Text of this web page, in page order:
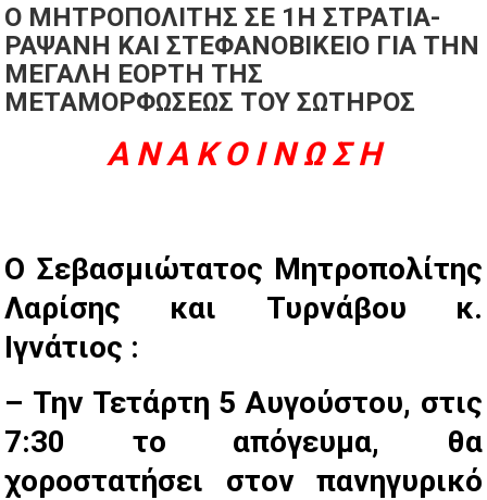
Ο ΜΗΤΡΟΠΟΛΙΤΗΣ ΣΕ 1Η ΣΤΡΑΤΙΑ-
ΡΑΨΑΝΗ ΚΑΙ ΣΤΕΦΑΝΟΒΙΚΕΙΟ ΓΙΑ ΤΗΝ
ΜΕΓΑΛΗ ΕΟΡΤΗ ΤΗΣ
ΜΕΤΑΜΟΡΦΩΣΕΩΣ ΤΟΥ ΣΩΤΗΡΟΣ
Α Ν Α Κ Ο Ι Ν Ω Σ Η
Ο Σεβασμιώτατος Μητροπολίτης
Λαρίσης και Τυρνάβου κ.
Ιγνάτιος :
– Την Τετάρτη 5 Αυγούστου, στις
7:30 το απόγευμα, θα
χοροστατήσει στον πανηγυρικό